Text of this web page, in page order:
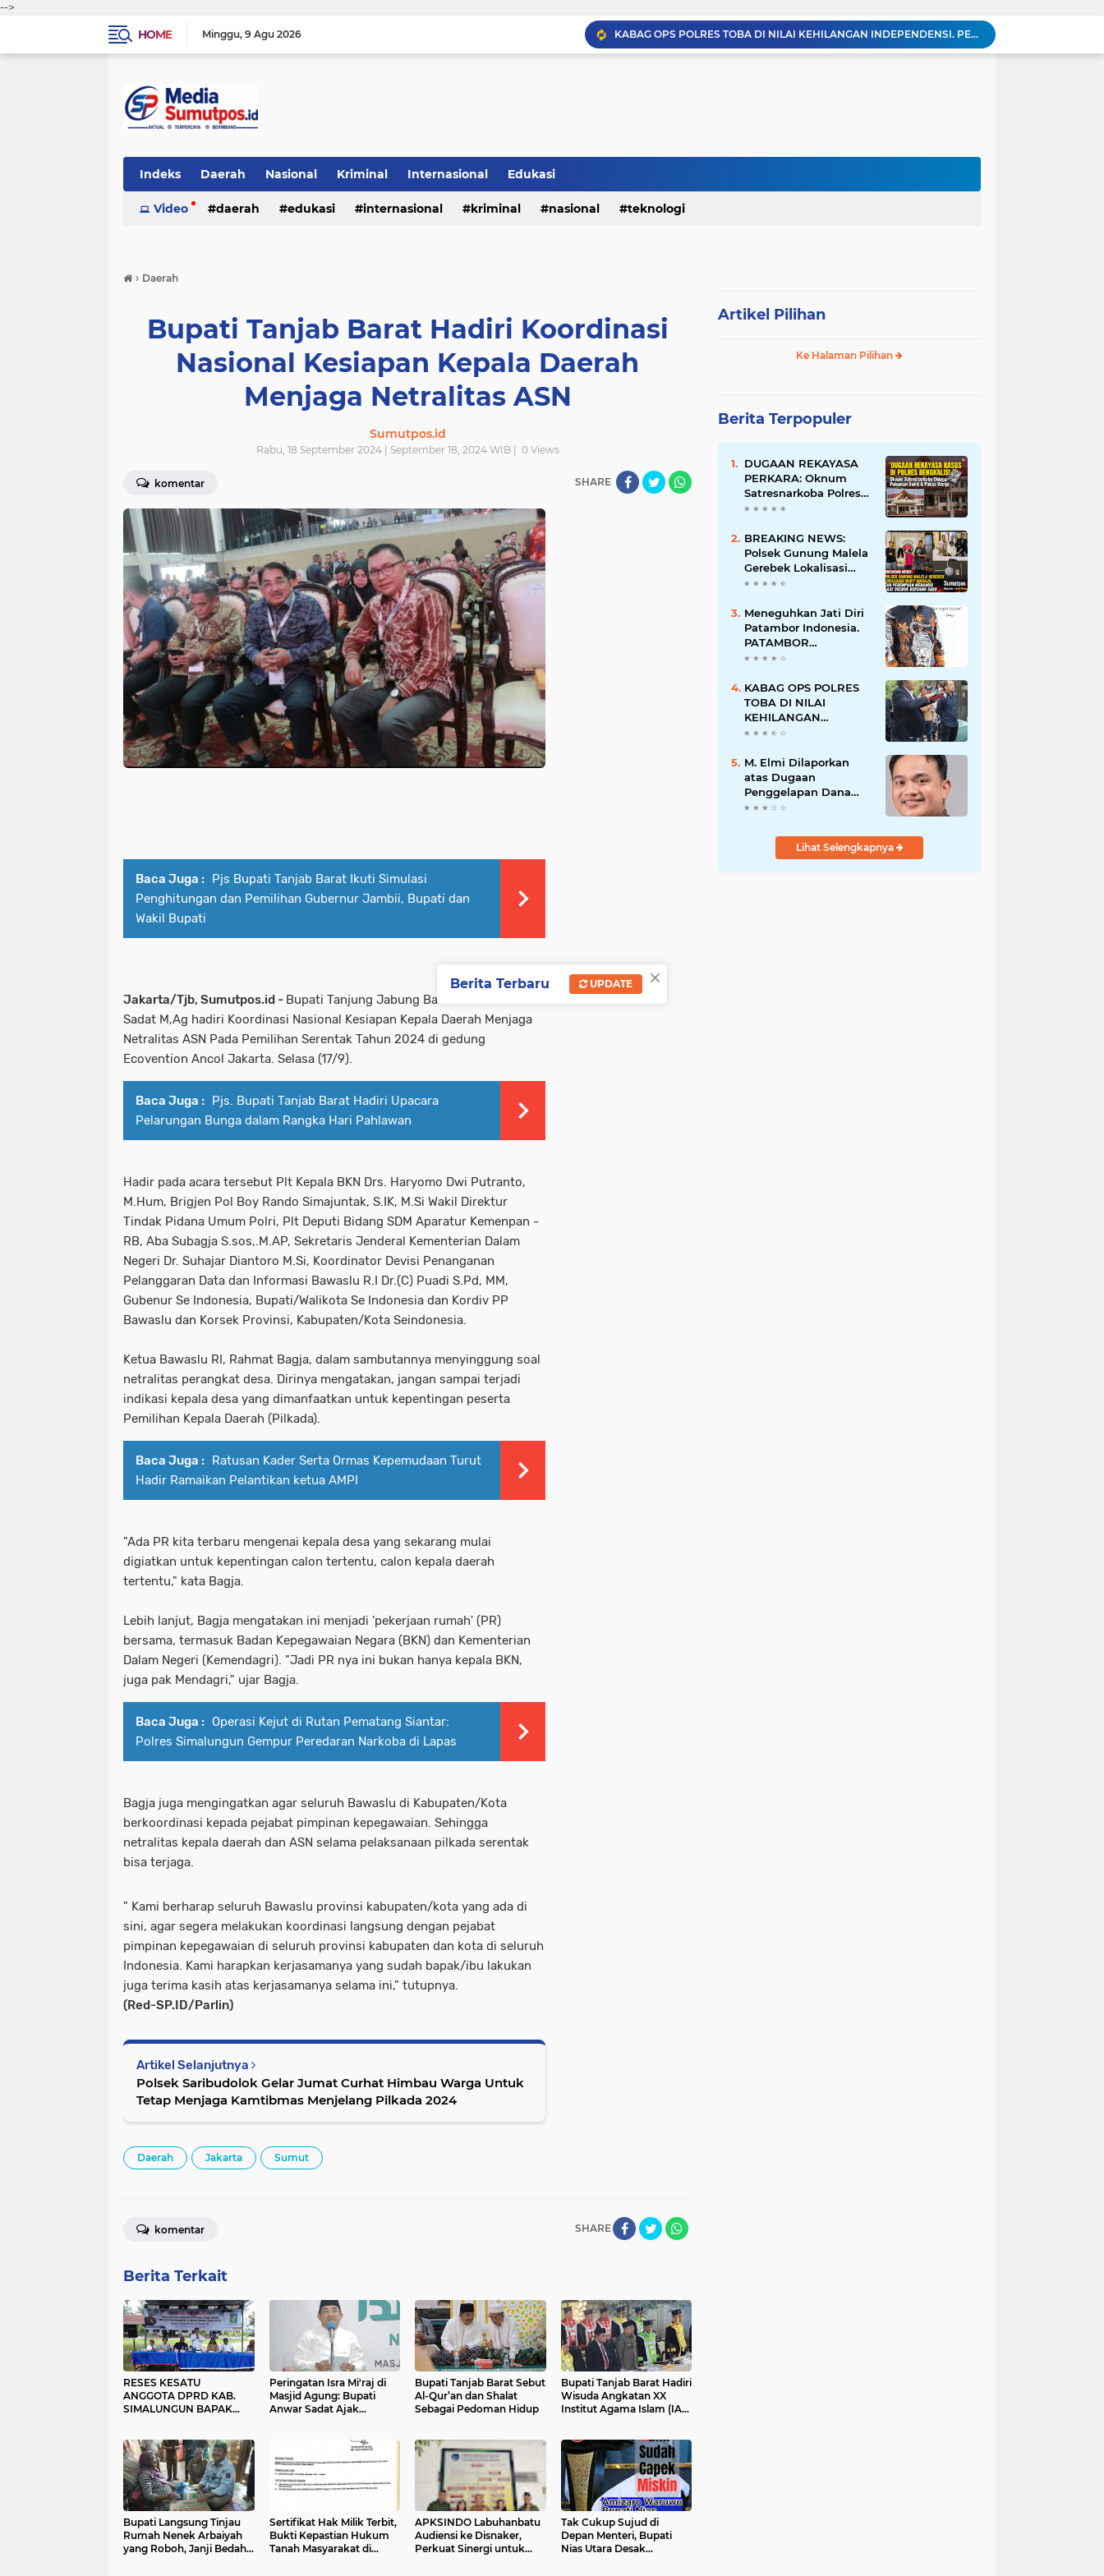
-->
HOME
Minggu 9 Agu 2026 KABAG OPS POLRES TOBA DI NILAI KEHILANGAN INDEPENDENSI. PENGAMANAN PENEMBOKAN TANAH DI LAGUBOTI DAPAT SOROTAN.
BREAKING NEWS: Polsek Gunung Malela Gerebek Lokalisasi Bukit Maraja, Dua Perempuan Menangis Saat Diciduk Bersama Sabu
Sabam Rajaguguk Serap Aspirasi Warga Bilah Hilir, Tegaskan Komitmen Kawal Program Prabowo untuk Kesejahteraan Rakyat
Indeks Daerah Nasional Kriminal Internasional Edukasi
Video daerah edukasi internasional kriminal nasional teknologi
› Daerah
Bupati Tanjab Barat Hadiri Koordinasi
Nasional Kesiapan Kepala Daerah
Menjaga Netralitas ASN
Sumutpos.id
Rabu, 18 September 2024 | September 18, 2024 WIB | 0Views
komentar SHARE
Baca Juga :
Pjs Bupati Tanjab Barat Ikuti Simulasi
Penghitungan dan Pemilihan Gubernur Jambii, Bupati dan
Wakil Bupati
Jakarta/Tjb, Sumutpos.id - Bupati Tanjung Jabung Barat Drs.H.Anwar
Sadat M,Ag hadiri Koordinasi Nasional Kesiapan Kepala Daerah Menjaga
Netralitas ASN Pada Pemilihan Serentak Tahun 2024 di gedung
Ecovention Ancol Jakarta. Selasa (17/9).
Baca Juga :
Pjs. Bupati Tanjab Barat Hadiri Upacara
Pelarungan Bunga dalam Rangka Hari Pahlawan
Hadir pada acara tersebut Plt Kepala BKN Drs. Haryomo Dwi Putranto,
M.Hum, Brigjen Pol Boy Rando Simajuntak, S.IK, M.Si Wakil Direktur
Tindak Pidana Umum Polri, Plt Deputi Bidang SDM Aparatur Kemenpan -
RB, Aba Subagja S.sos,.M.AP, Sekretaris Jenderal Kementerian Dalam
Negeri Dr. Suhajar Diantoro M.Si, Koordinator Devisi Penanganan
Pelanggaran Data dan Informasi Bawaslu R.I Dr.(C) Puadi S.Pd, MM,
Gubenur Se Indonesia, Bupati/Walikota Se Indonesia dan Kordiv PP
Bawaslu dan Korsek Provinsi, Kabupaten/Kota Seindonesia.
Ketua Bawaslu RI, Rahmat Bagja, dalam sambutannya menyinggung soal
netralitas perangkat desa. Dirinya mengatakan, jangan sampai terjadi
indikasi kepala desa yang dimanfaatkan untuk kepentingan peserta
Pemilihan Kepala Daerah (Pilkada).
Baca Juga :
Ratusan Kader Serta Ormas Kepemudaan Turut
Hadir Ramaikan Pelantikan ketua AMPI
"Ada PR kita terbaru mengenai kepala desa yang sekarang mulai
digiatkan untuk kepentingan calon tertentu, calon kepala daerah
tertentu," kata Bagja.
Lebih lanjut, Bagja mengatakan ini menjadi 'pekerjaan rumah' (PR)
bersama, termasuk Badan Kepegawaian Negara (BKN) dan Kementerian
Dalam Negeri (Kemendagri). "Jadi PR nya ini bukan hanya kepala BKN,
juga pak Mendagri," ujar Bagja.
Baca Juga : Operasi Kejut di Rutan Pematang Siantar:
Polres Simalungun Gempur Peredaran Narkoba di Lapas
Bagja juga mengingatkan agar seluruh Bawaslu di Kabupaten/Kota
berkoordinasi kepada pejabat pimpinan kepegawaian. Sehingga
netralitas kepala daerah dan ASN selama pelaksanaan pilkada serentak
bisa terjaga.
" Kami berharap seluruh Bawaslu provinsi kabupaten/kota yang ada di
sini, agar segera melakukan koordinasi langsung dengan pejabat
pimpinan kepegawaian di seluruh provinsi kabupaten dan kota di seluruh
Indonesia. Kami harapkan kerjasamanya yang sudah bapak/ibu lakukan
juga terima kasih atas kerjasamanya selama ini," tutupnya.
(Red-SP.ID/Parlin)
Artikel Selanjutnya
Polsek Saribudolok Gelar Jumat Curhat Himbau Warga Untuk
Tetap Menjaga Kamtibmas Menjelang Pilkada 2024
Daerah Jakarta Sumut
SHARE
komentar
Berita Terkait
RESES KESATU
ANGGOTA DPRD KAB.
SIMALUNGUN BAPAK
SUKA - CITA
Peringatan Isra Mi'raj di
Masjid Agung: Bupati
Anwar Sadat Ajak
Bupati Tanjab Barat Sebut
Al-Qur’an dan Shalat
Sebagai Pedoman Hidup
Bupati Tanjab Barat Hadiri
Wisuda Angkatan XX
Institut Agama Islam (IAI)
Bupati Langsung Tinjau
Rumah Nenek Arbaiyah
yang Roboh, Janji Bedah
Sertifikat Hak Milik Terbit,
Bukti Kepastian Hukum
Tanah Masyarakat di
APKSINDO Labuhanbatu
Audiensi ke Disnaker,
Perkuat Sinergi untuk
Tak Cukup Sujud di
Depan Menteri, Bupati
Nias Utara Desak
Artikel Pilihan
Ke Halaman Pilihan
Berita Terpopuler
DUGAAN REKAYASA
PERKARA: Oknum
Satresnarkoba Polres
Bengkalis Diduga
Hingga Paksa Warga
Hadir di TKP
BREAKING NEWS:
Polsek Gunung Malela
Gerebek Lokalisasi
Bukit Maraja, Dua
Saat Diciduk Bersama
Sabu
Meneguhkan Jati Diri
Patambor Indonesia.
PATAMBOR
INDONESIA Akan
Jakarta.
KABAG OPS POLRES
TOBA DI NILAI
KEHILANGAN
INDEPENDENSI.
PENEMBOKAN TANAH
DI LAGUBOTI DAPAT
SOROTAN.
M. Elmi Dilaporkan
atas Dugaan
Penggelapan Dana
Pensiunan Guru dan
Pastikan Proses
Hukum BerjalanLihat Selengkapnya
×
Berita Terbaru UPDATE